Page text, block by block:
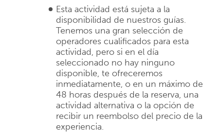
Esta actividad está sujeta a la
disponibilidad de nuestros guías.
Tenemos una gran selección de
operadores cualificados para esta
actividad, pero si en el día
seleccionado no hay ninguno
disponible, te ofreceremos
inmediatamente, o en un máximo de
48 horas después de la reserva, una
actividad alternativa o la opción de
recibir un reembolso del precio de la
experiencia.